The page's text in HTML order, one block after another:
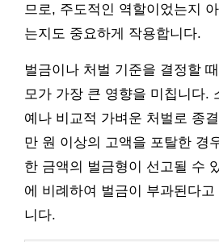
므로, 주도적인 역할이었는지
는지도 중요하게 작용합니다.
벌금이나 처벌 기준을 결정할
모가 가장 큰 영향을 미칩니다.
예나 비교적 가벼운 처벌로 종
만 원 이상의 고액을 포탈한 경
한 금액의 벌금형이 선고될 수
에 비례하여 벌금이 부과된다
니다.